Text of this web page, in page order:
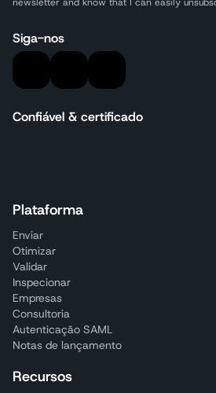
Siga-nos
Confiável & certificado
Plataforma
Enviar
Otimizar
Validar
Inspecionar
Empresas
Consultoria
Autenticação SAML
Notas de lançamento
Recursos